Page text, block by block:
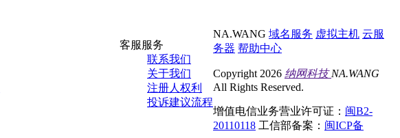
客服服务
联系我们
关于我们
注册人权利
投诉建议流程
NA.WANG 域名服务 虚拟主机 云服
务器 帮助中心
Copyright 2026 纳网科技NA.WANG
All Rights Reserved.
增值电信业务营业许可证： 闽B2-
20110118 工信部备案： 闽ICP备